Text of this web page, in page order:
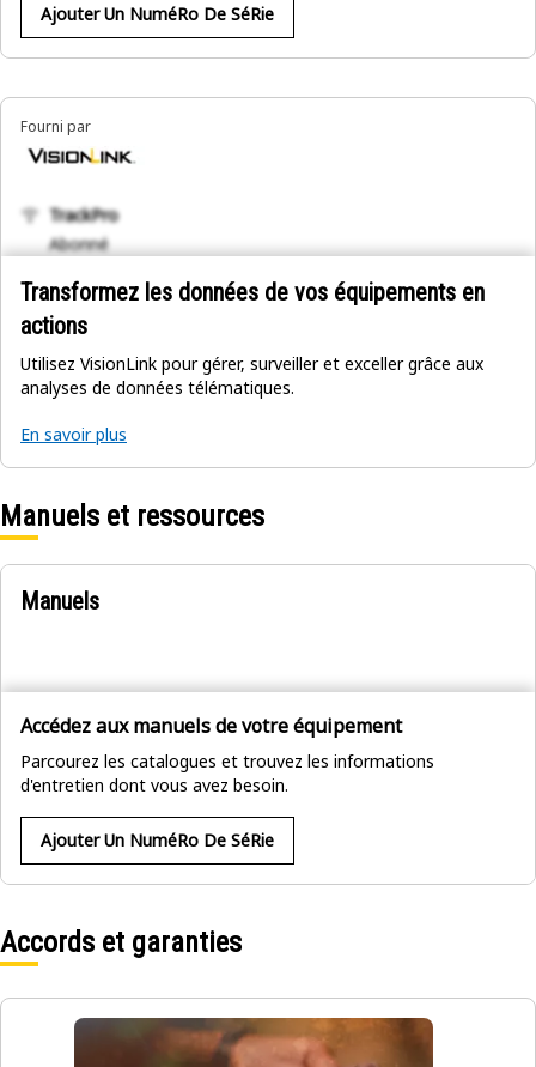
Ajouter Un NuméRo De SéRie
Fourni par
TrackPro
Abonné
Transformez les données de vos équipements en
actions
Utilisez VisionLink pour gérer, surveiller et exceller grâce aux
analyses de données télématiques.
En savoir plus
Manuels et ressources
Manuels
Accédez aux manuels de votre équipement
Parcourez les catalogues et trouvez les informations
d'entretien dont vous avez besoin.
Ajouter Un NuméRo De SéRie
Accords et garanties